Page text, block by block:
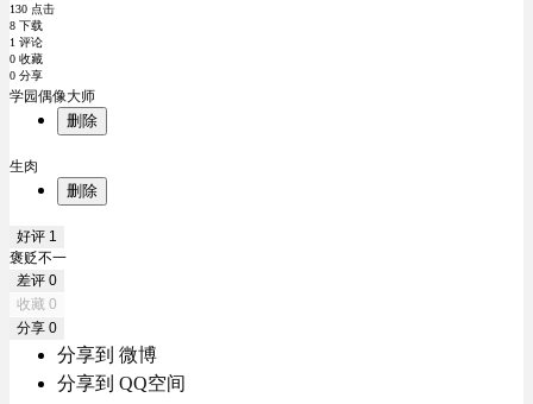
130 点击
8 下载
1 评论
0 收藏
0 分享
学园偶像大师
删除
生肉
删除
好评 1
褒贬不一
差评 0
收藏 0
分享 0
分享到 微博
分享到 QQ空间